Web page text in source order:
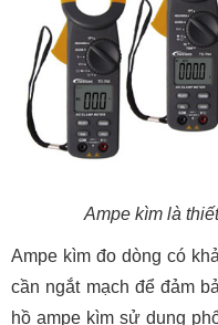
Ampe kìm là
Ampe kìm đo dòng có
cần ngắt mạch để đảm
hồ ampe kìm sử dụng